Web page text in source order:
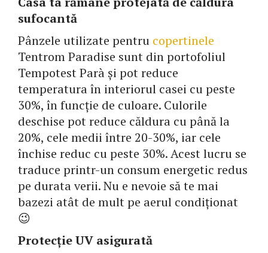
sufocantă
Pânzele utilizate pentru copertinele
Tentrom Paradise sunt din portofoliul
Tempotest Parà și pot reduce
temperatura în interiorul casei cu peste
30%, în funcție de culoare. Culorile
deschise pot reduce căldura cu până la
20%, cele medii între 20-30%, iar cele
închise reduc cu peste 30%. Acest lucru se
traduce printr-un consum energetic redus
pe durata verii. Nu e nevoie să te mai
bazezi atât de mult pe aerul condiționat
😉
Protecție UV asigurată